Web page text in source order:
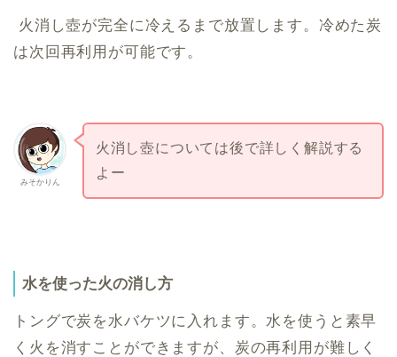
火消し壺が完全に冷えるまで放置します。冷めた炭
は次回再利用が可能です。
みそかりん
火消し壺については後で詳しく解説する
よー
水を使った火の消し方
トングで炭を水バケツに入れます。水を使うと素早
く火を消すことができますが、炭の再利用が難しく